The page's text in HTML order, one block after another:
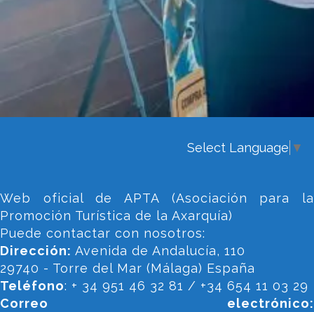
Select Language ▼
Web oficial de APTA (Asociación para la
Promoción Turística de la Axarquía)
Puede contactar con nosotros:
Dirección: Avenida de Andalucía, 110
29740 - Torre del Mar (Málaga) España
Teléfono: + 34 951 46 32 81 / +34 654 11 03 29
Correo electrónico: